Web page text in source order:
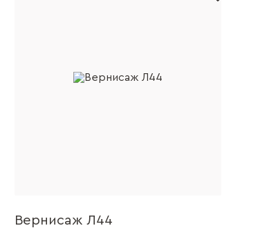
Вернисаж Л44